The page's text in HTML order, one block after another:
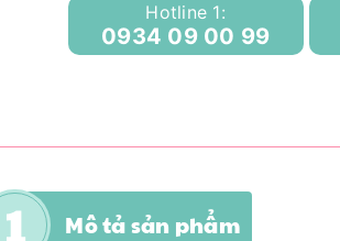
Hotline 1:
0934 09 00 99
Mô tả sản phẩm